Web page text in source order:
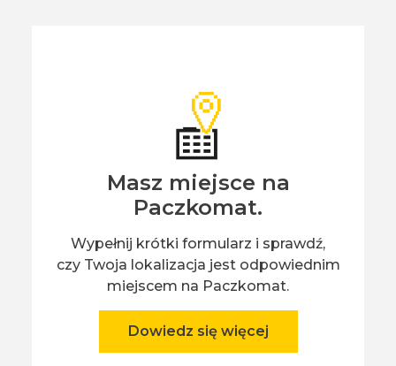
Masz miejsce na
Paczkomat.
Wypełnij krótki formularz i sprawdź,
czy Twoja lokalizacja jest odpowiednim
miejscem na Paczkomat.
Dowiedz się więcej